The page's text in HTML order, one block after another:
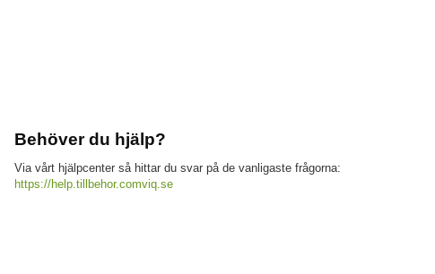
Behöver du hjälp?
Via vårt hjälpcenter så hittar du svar på de vanligaste frågorna:
https://help.tillbehor.comviq.se